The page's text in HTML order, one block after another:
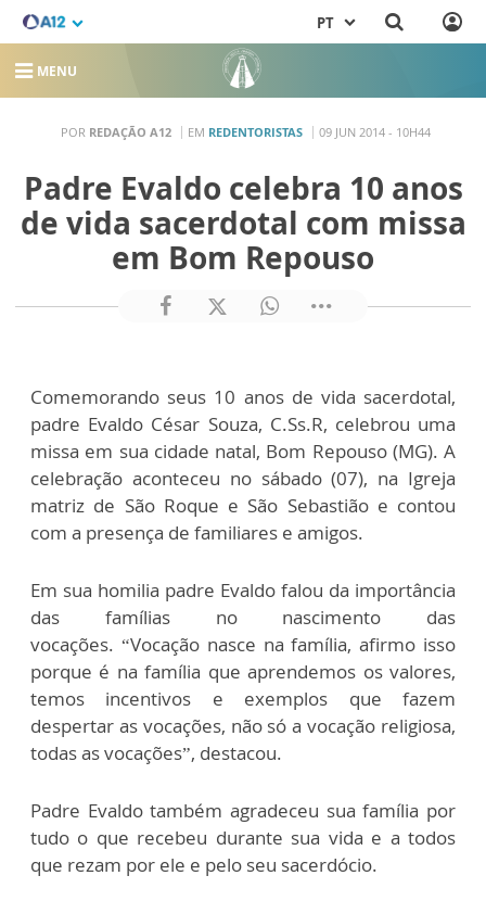
PT
MENU
POR REDAÇÃO A12 EM REDENTORISTAS 09 JUN 2014 - 10H44
Padre Evaldo celebra 10 anos
de vida sacerdotal com missa
em Bom Repouso
Comemorando seus 10 anos de vida sacerdotal,
padre Evaldo César Souza, C.Ss.R, celebrou uma
missa em sua cidade natal, Bom Repouso (MG). A
celebração aconteceu no sábado (07), na Igreja
matriz de São Roque e São Sebastião e contou
com a presença de familiares e amigos.
Em sua homilia padre Evaldo falou da importância
das famílias no nascimento das
vocações. “Vocação nasce na família, afirmo isso
porque é na família que aprendemos os valores,
temos incentivos e exemplos que fazem
despertar as vocações, não só a vocação religiosa,
todas as vocações”, destacou.
Padre Evaldo também agradeceu sua família por
tudo o que recebeu durante sua vida e a todos
que rezam por ele e pelo seu sacerdócio.